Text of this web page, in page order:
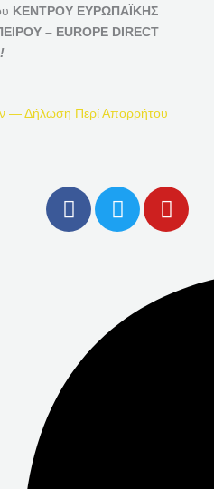
ΚΕΝΤΡΟΥ ΕΥΡΩΠΑΪΚΗΣ
– EUROPE DIRECT
— Δήλωση Περί Απορρήτου
F
A
-
T
W
E
R
Y
O
U